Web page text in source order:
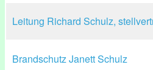
Leitung Richard Schulz,
Brandschutz Janett Schulz